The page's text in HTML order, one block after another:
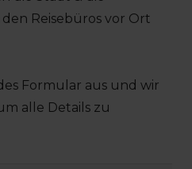
Reisebüros vor Ort
Formular aus und wir
alle Details zu